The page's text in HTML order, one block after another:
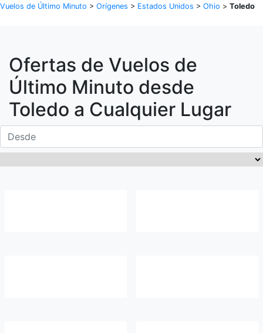
Vuelos de Último Minuto > Orígenes > Estados Unidos > Ohio > Toledo
Ofertas de Vuelos de
Último Minuto desde
Toledo a Cualquier Lugar